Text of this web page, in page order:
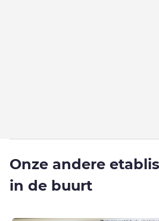
Onze andere
in de buurt